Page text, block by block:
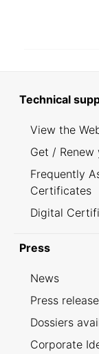
Technical
View the
Get /
Frequently
Certificates
Digital
Press
News
Press
Dossiers
Corporate